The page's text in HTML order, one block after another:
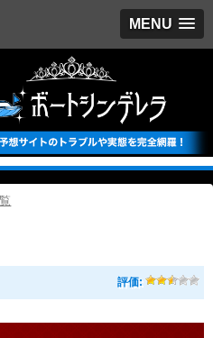
MENU